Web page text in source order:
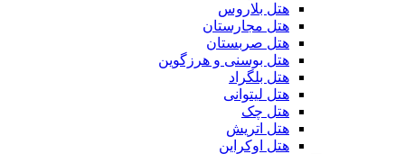
هتل بلاروس
هتل مجارستان
هتل صربستان
هتل بوسنی و هرزگوین
هتل بلگراد
هتل لیتوانی
هتل چک
هتل اتریش
هتل اوکراین